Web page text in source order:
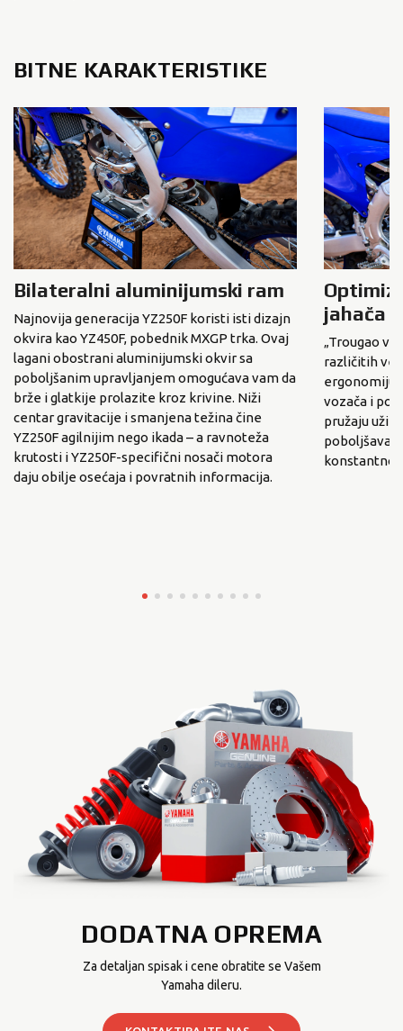
BITNE KARAKTERISTIKE
Bilateralni aluminijumski ram
Najnovija generacija YZ250F koristi isti dizajn
okvira kao YZ450F, pobednik MXGP trka. Ovaj
lagani obostrani aluminijumski okvir sa
poboljšanim upravljanjem omogućava vam da
brže i glatkije prolazite kroz krivine. Niži
centar gravitacije i smanjena težina čine
YZ250F agilnijim nego ikada – a ravnoteža
krutosti i YZ250F-specifični nosači motora
daju obilje osećaja i povratnih informacija.
jahača
„Trougao
različitih
ergonomiju
vozača i
pružaju uži i
poboljšava
konstantno
DODATNA OPREMA
Za detaljan spisak i cene obratite se Vašem
Yamaha dileru.